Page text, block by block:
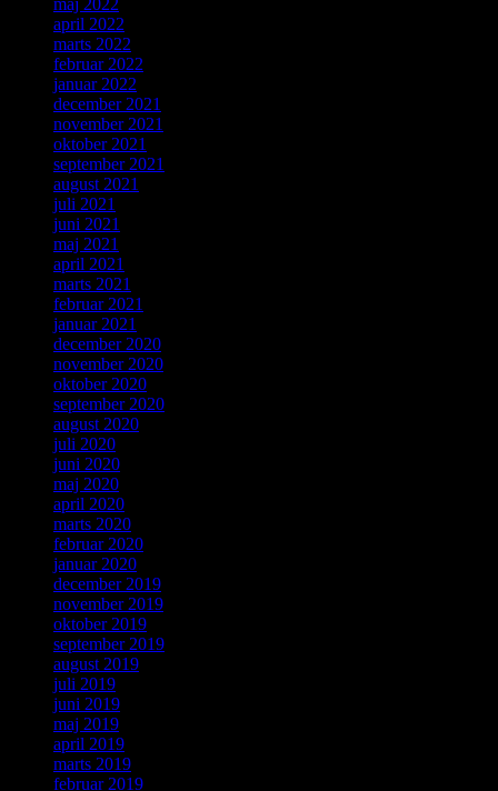
maj 2022
april 2022
marts 2022
februar 2022
januar 2022
december 2021
november 2021
oktober 2021
september 2021
august 2021
juli 2021
juni 2021
maj 2021
april 2021
marts 2021
februar 2021
januar 2021
december 2020
november 2020
oktober 2020
september 2020
august 2020
juli 2020
juni 2020
maj 2020
april 2020
marts 2020
februar 2020
januar 2020
december 2019
november 2019
oktober 2019
september 2019
august 2019
juli 2019
juni 2019
maj 2019
april 2019
marts 2019
februar 2019